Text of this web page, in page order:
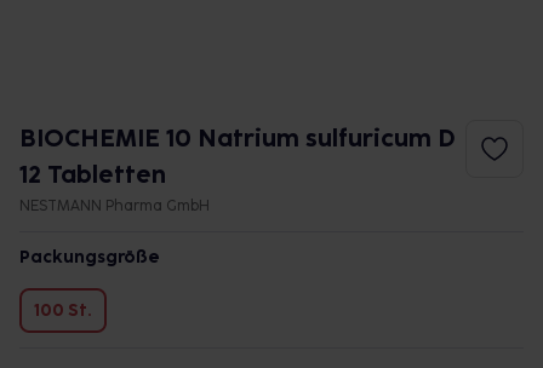
BIOCHEMIE 10 Natrium sulfuricum D
12 Tabletten
NESTMANN Pharma GmbH
Packungsgröße
100 St.